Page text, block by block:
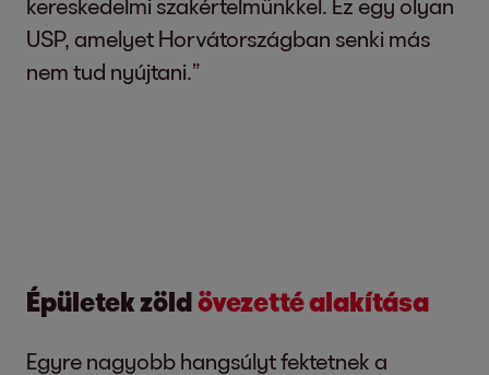
kereskedelmi szakértelmünkkel. Ez egy olyan
USP, amelyet Horvátországban senki más
nem tud nyújtani.”
Épületek zöldövezetté alakítása
Egyre nagyobb hangsúlyt fektetnek a